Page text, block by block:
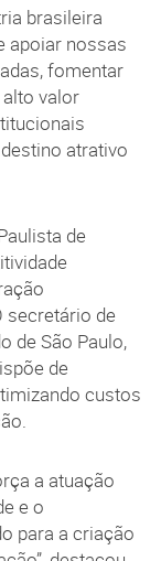
brasileira
apoiar nossas
fomentar
valor
atrativo
de
secretário de
de São Paulo,
de
custos
a atuação
e o
para a criação